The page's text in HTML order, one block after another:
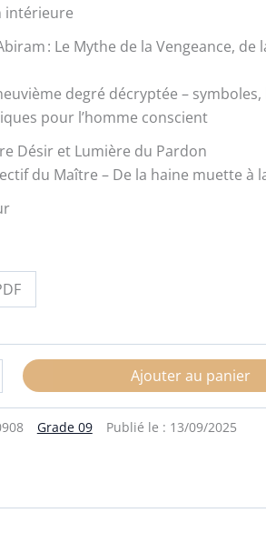
intérieure
: Le Mythe de la Vengeance, de
degré décryptée –
pour l’homme conscient
Désir et Lumière du Pardon
du Maître – De la haine muette à
Ajouter au panier
Grade 09 Publié le : 13/09/2025